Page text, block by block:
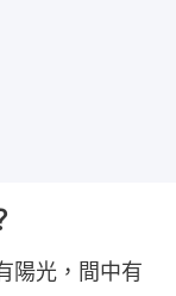
陽光，間中有